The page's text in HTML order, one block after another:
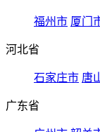
福州市 厦门
河北省
石家庄市 唐
广东省